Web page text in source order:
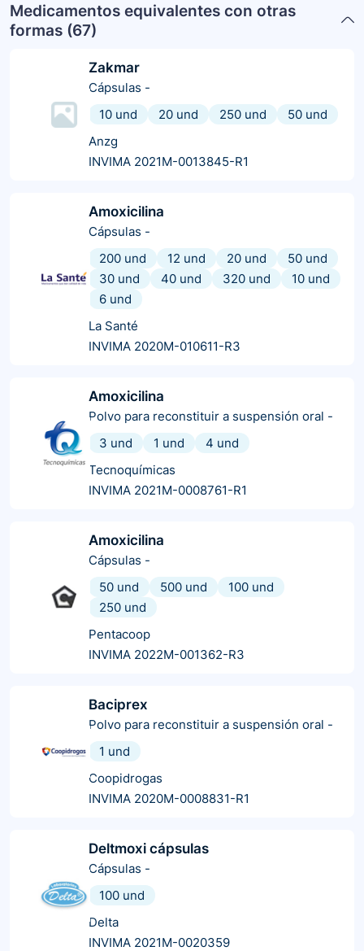
Medicamentos equivalentes con otras
formas (67)
Zakmar
Cápsulas -
10 und
20 und 250 und
50 und
Anzg
INVIMA 2021M-0013845-R1
Amoxicilina
Cápsulas -
200 und
12 und 20 und
50 und
30 und
40 und 320 und
10 und
6 und
La Santé
INVIMA 2020M-010611-R3
Amoxicilina
Polvo para reconstituir a suspensión oral -
3 und
1 und
4 und
Tecnoquímicas
INVIMA 2021M-0008761-R1
Amoxicilina
Cápsulas -
50 und
500 und
100 und
250 und
Pentacoop
INVIMA 2022M-001362-R3
Baciprex
Polvo para reconstituir a suspensión oral -
1 und
Coopidrogas
INVIMA 2020M-0008831-R1
Deltmoxi cápsulas
Cápsulas -
100 und
Delta
INVIMA 2021M-0020359